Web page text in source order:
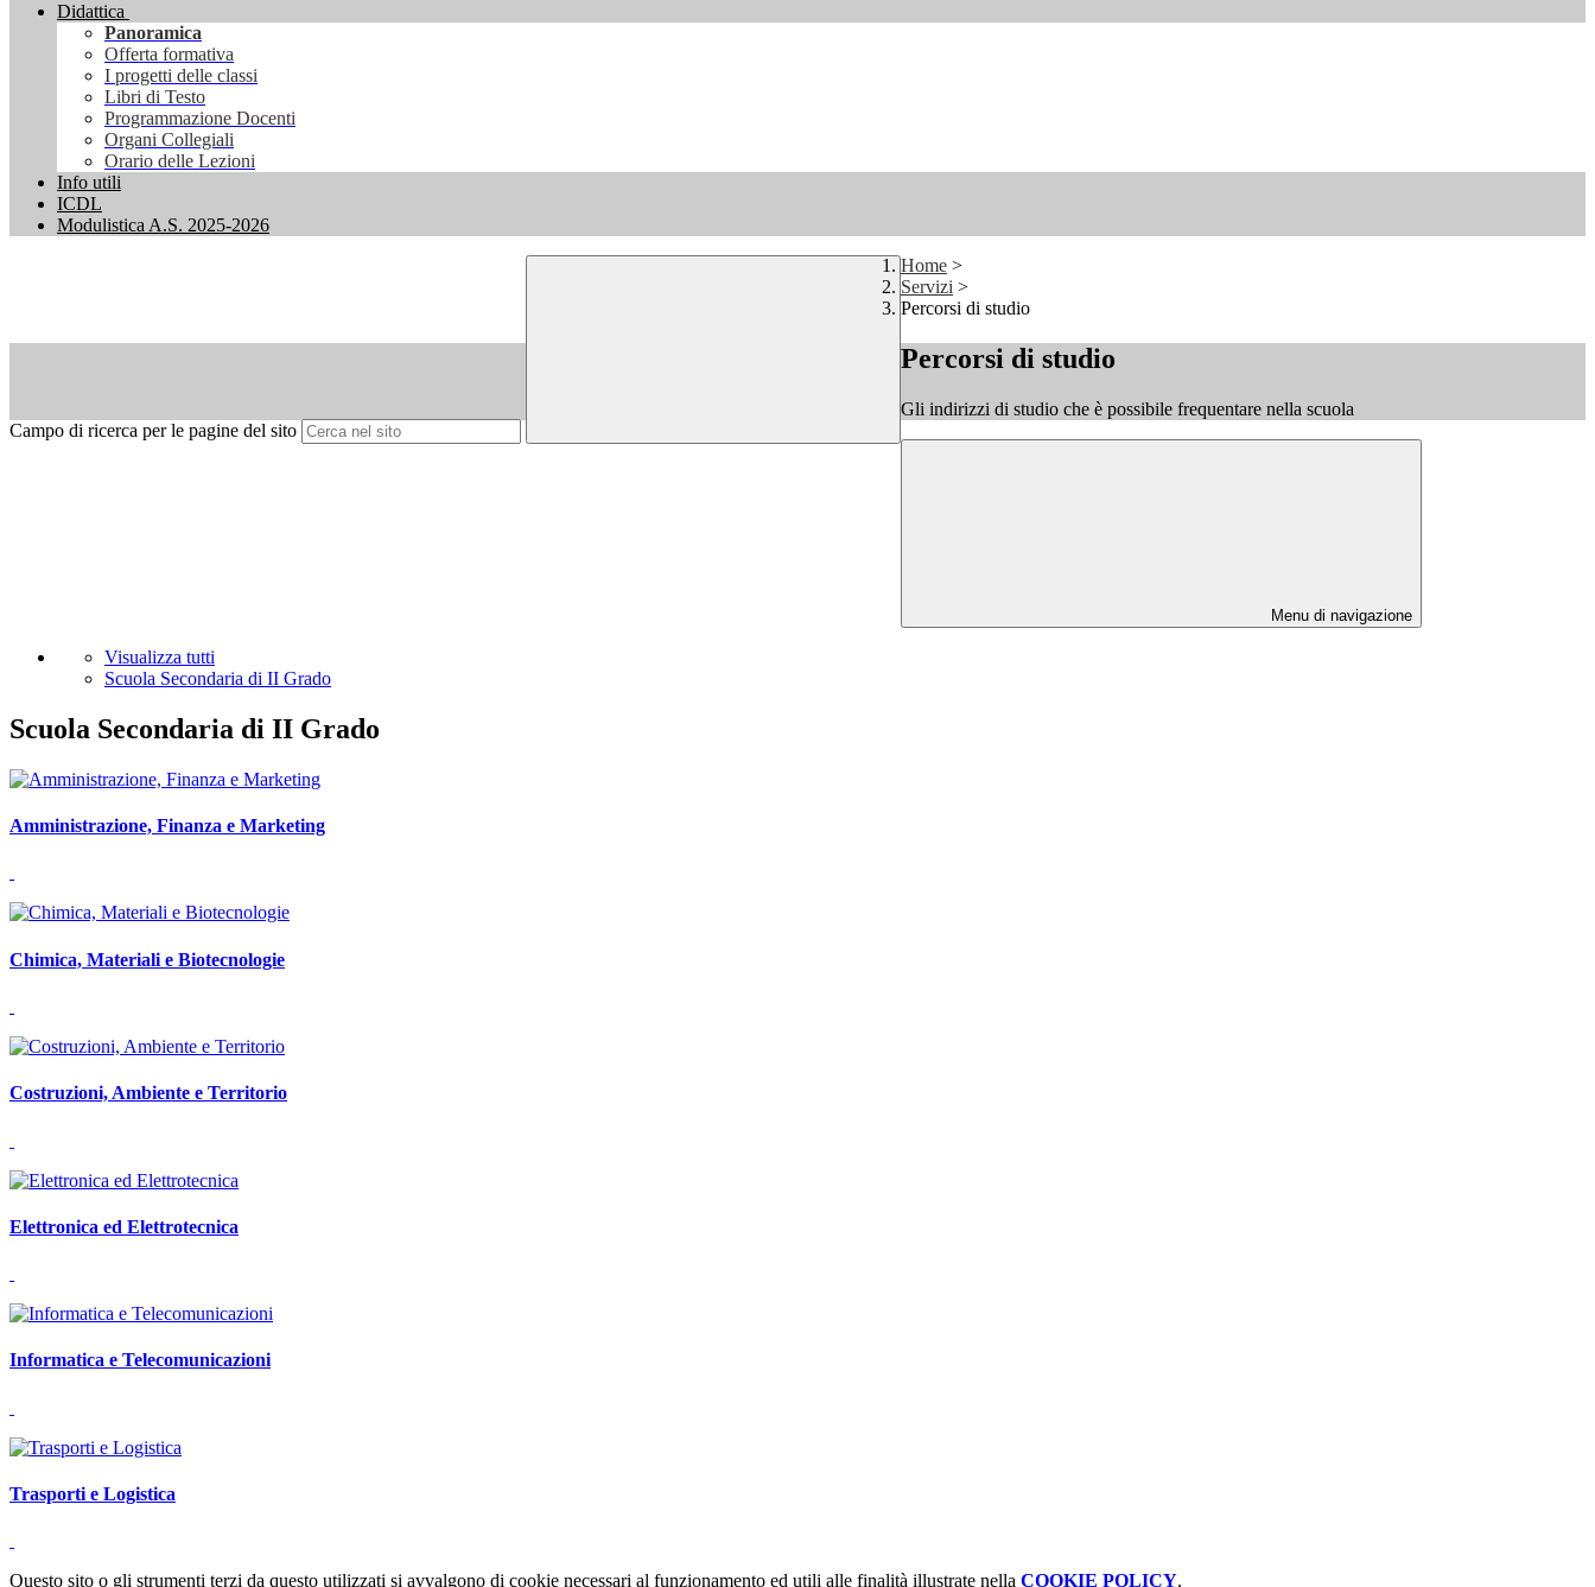
Didattica
Panoramica
Offerta formativa
I progetti delle classi
Libri di Testo
Programmazione Docenti
Organi Collegiali
Orario delle Lezioni
Info utili
ICDL
Modulistica A.S. 2025-2026
Campo di ricerca per le pagine del sito
Home >
Servizi >
Percorsi di studio
Percorsi di studio
Gli indirizzi di studio che è possibile frequentare nella scuola
Menu di navigazione
Visualizza tutti
Scuola Secondaria di II Grado
Scuola Secondaria di II Grado
Amministrazione, Finanza e Marketing
Chimica, Materiali e Biotecnologie
Costruzioni, Ambiente e Territorio
Elettronica ed Elettrotecnica
Informatica e Telecomunicazioni
Trasporti e Logistica
Questo sito o gli strumenti terzi da questo utilizzati si avvalgono di cookie necessari al funzionamento ed utili alle finalità illustrate nella COOKIE POLICY.